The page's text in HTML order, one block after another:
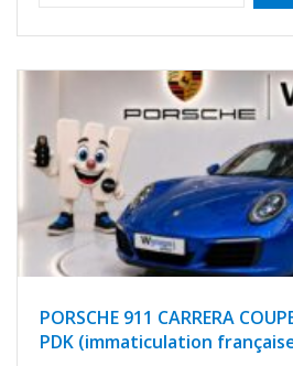
PORSCHE 911 CARRERA
PDK (immaticulation